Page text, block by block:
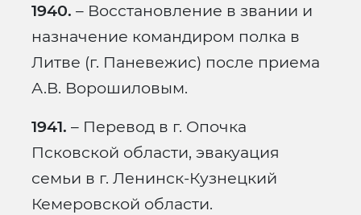
1940. – Восстановление в звании и
назначение командиром полка в
Литве (г. Паневежис) после приема
А.В. Ворошиловым.
1941. – Перевод в г. Опочка
Псковской области, эвакуация
семьи в г. Ленинск-Кузнецкий
Кемеровской области.